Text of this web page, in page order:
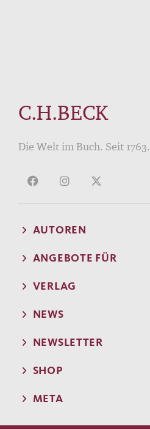
C.H.BECK
Die Welt im Buch. Seit 1763.
AUTOREN
ANGEBOTE FÜR
VERLAG
NEWS
NEWSLETTER
SHOP
META